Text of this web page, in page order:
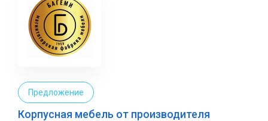
Предложение
Корпусная мебель от производителя